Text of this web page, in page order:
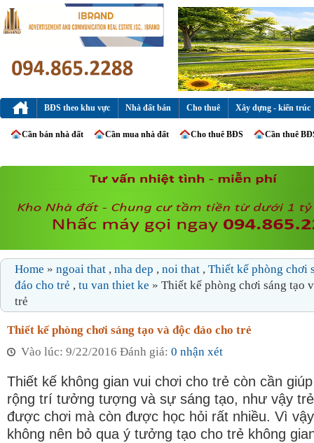
BĐS theo khu vực Nhà đất bán Cho thuê Xây dựng - kiến trúc
Cần bán nhà đất Cần mua nhà đất Cho thuê BĐS Cần thuê
Home » ngoai that , nha dep , noi that , Thiết kế phòng chơi
đáo cho trẻ , tu van thiet ke » Thiết kế phòng chơi sáng tạo
trẻ
Thiết kế phòng chơi sáng tạo và độc đáo cho trẻ
Vào lúc: 9/22/2016 Đánh giá: 0 nhận xét
Thiết kế không gian vui chơi cho trẻ còn cần
rộng trí tưởng tượng và sự sáng tạo, như vậy
được chơi mà còn được học hỏi rất nhiều. Vì
không nên bỏ qua ý tưởng tạo cho trẻ không